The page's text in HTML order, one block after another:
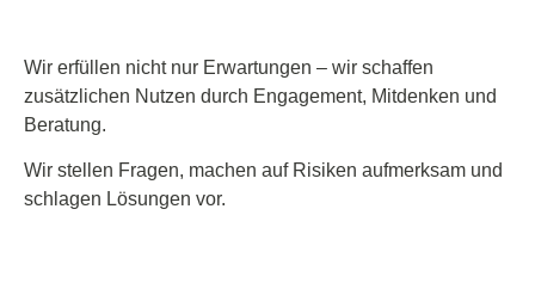
Wir erfüllen nicht nur Erwartungen – wir schaffen
zusätzlichen Nutzen durch Engagement, Mitdenken und
Beratung.
Wir stellen Fragen, machen auf Risiken aufmerksam und
schlagen Lösungen vor.